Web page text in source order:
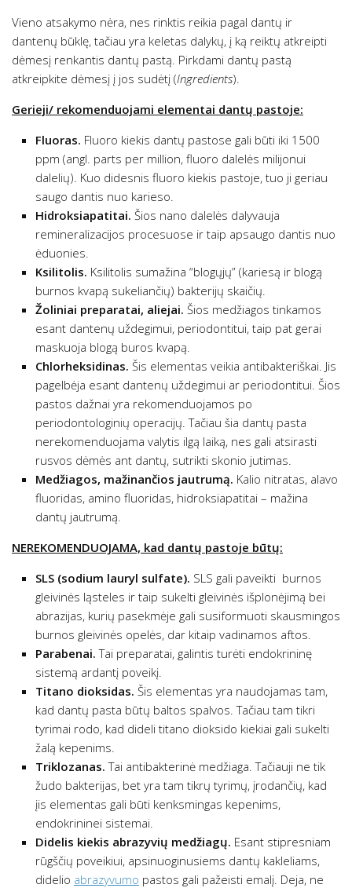
Vieno atsakymo nėra, nes rinktis reikia pagal dantų ir
dantenų būklę, tačiau yra keletas dalykų, į ką reiktų atkreipti
dėmesį renkantis dantų pastą. Pirkdami dantų pastą
atkreipkite dėmesį į jos sudėtį (Ingredients).
Gerieji/ rekomenduojami elementai dantų pastoje:
Fluoras. Fluoro kiekis dantų pastose gali būti iki 1500
ppm (angl. parts per million, fluoro dalelės milijonui
dalelių). Kuo didesnis fluoro kiekis pastoje, tuo ji geriau
saugo dantis nuo karieso.
Hidroksiapatitai. Šios nano dalelės dalyvauja
remineralizacijos procesuose ir taip apsaugo dantis nuo
ėduonies.
Ksilitolis. Ksilitolis sumažina “blogųjų” (kariesą ir blogą
burnos kvapą sukeliančių) bakterijų skaičių.
Žoliniai preparatai, aliejai. Šios medžiagos tinkamos
esant dantenų uždegimui, periodontitui, taip pat gerai
maskuoja blogą buros kvapą.
Chlorheksidinas. Šis elementas veikia antibakteriškai. Jis
pagelbėja esant dantenų uždegimui ar periodontitui. Šios
pastos dažnai yra rekomenduojamos po
periodontologinių operacijų. Tačiau šia dantų pasta
nerekomenduojama valytis ilgą laiką, nes gali atsirasti
rusvos dėmės ant dantų, sutrikti skonio jutimas.
Medžiagos, mažinančios jautrumą. Kalio nitratas, alavo
fluoridas, amino fluoridas, hidroksiapatitai – mažina
dantų jautrumą.
NEREKOMENDUOJAMA, kad dantų pastoje būtų:
SLS (sodium lauryl sulfate). SLS gali paveikti burnos
gleivinės ląsteles ir taip sukelti gleivinės išplonėjimą bei
abrazijas, kurių pasekmėje gali susiformuoti skausmingos
burnos gleivinės opelės, dar kitaip vadinamos aftos.
Parabenai.Tai preparatai, galintis turėti endokrininę
sistemą ardantį poveikį.
Titano dioksidas. Šis elementas yra naudojamas tam,
kad dantų pasta būtų baltos spalvos. Tačiau tam tikri
tyrimai rodo, kad dideli titano dioksido kiekiai gali sukelti
žalą kepenims.
Triklozanas.Tai antibakterinė medžiaga. Tačiauji ne tik
žudo bakterijas, bet yra tam tikrų tyrimų, įrodančių, kad
įis elementas gali būti kenksmingas kepenims,
endokrininei sistemai.
Didelis kiekis abrazyvių medžiagų. Esant stipresniam
rūgščių poveikiui, apsinuoginusiems dantų kakleliams,
didelio abrazyvumo pastos gali pažeisti emalį. Deja, ne